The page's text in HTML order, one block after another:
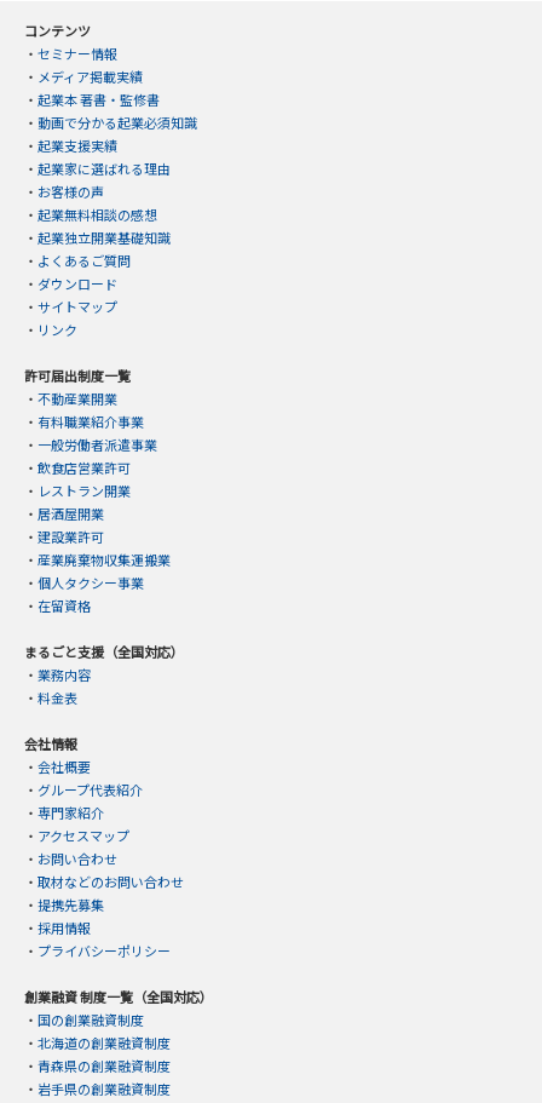
コンテンツ
・ セミナー情報
・ メディア掲載実績
・ 起業本 著書・監修書
・ 動画で分かる起業必須知識
・ 起業支援実績
・ 起業家に選ばれる理由
・ お客様の声
・ 起業無料相談の感想
・ 起業独立開業基礎知識
・ よくあるご質問
・ ダウンロード
・ サイトマップ
・ リンク
許可届出制度一覧
・ 不動産業開業
・ 有料職業紹介事業
・ 一般労働者派遣事業
・ 飲食店営業許可
・ レストラン開業
・ 居酒屋開業
・ 建設業許可
・ 産業廃棄物収集運搬業
・ 個人タクシー事業
・ 在留資格
まるごと支援（全国対応）
・ 業務内容
・ 料金表
会社情報
・ 会社概要
・ グループ代表紹介
・ 専門家紹介
・ アクセスマップ
・ お問い合わせ
・ 取材などのお問い合わせ
・ 提携先募集
・ 採用情報
・ プライバシーポリシー
創業融資 制度一覧（全国対応）
・ 国の創業融資制度
・ 北海道の創業融資制度
・ 青森県の創業融資制度
・ 岩手県の創業融資制度